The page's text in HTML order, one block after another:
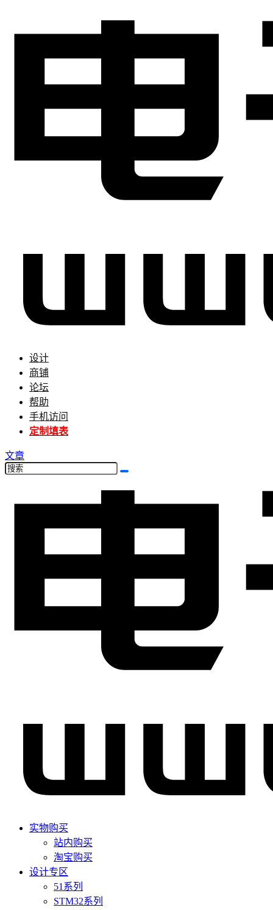
设计
商铺
论坛
帮助
手机访问
定制填表
文章
实物购买
站内购买
淘宝购买
设计专区
51系列
STM32系列